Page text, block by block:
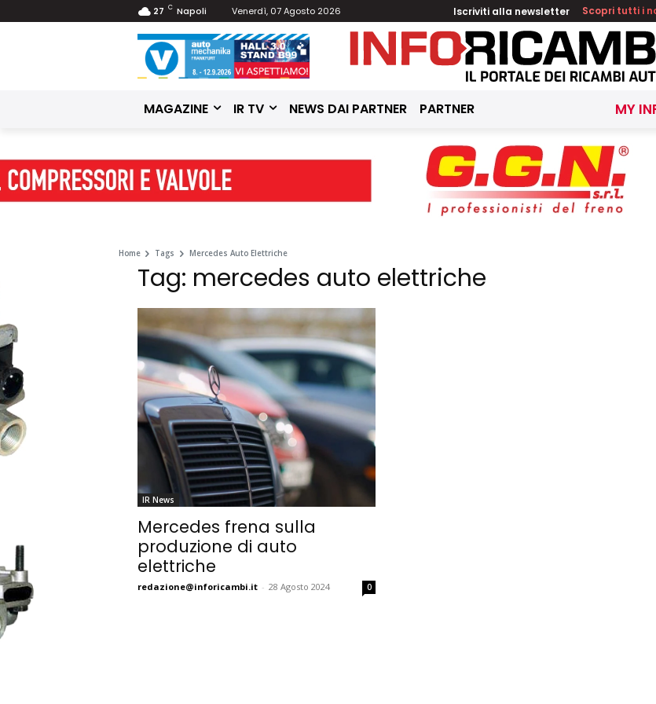
27 C Napoli Venerdì, 07 Agosto 2026 Iscriviti alla newsletter Scopri tutti i
MAGAZINE IR TV NEWS DAI PARTNER PARTNER MY
Home Tags Mercedes Auto Elettriche
Tag: mercedes auto elettriche
IR News
Mercedes frena sulla
produzione di auto
elettriche
redazione@inforicambi.it - 28 Agosto 2024 0